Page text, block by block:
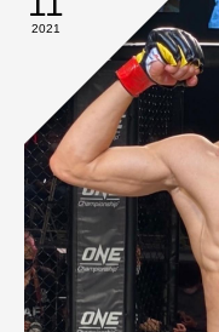
2021